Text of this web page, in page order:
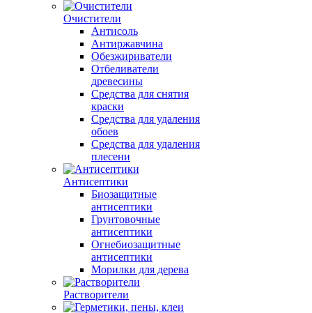
Очистители
Антисоль
Антиржавчина
Обезжириватели
Отбеливатели
древесины
Средства для снятия
краски
Средства для удаления
обоев
Средства для удаления
плесени
Антисептики
Биозащитные
антисептики
Грунтовочные
антисептики
Огнебиозащитные
антисептики
Морилки для дерева
Растворители